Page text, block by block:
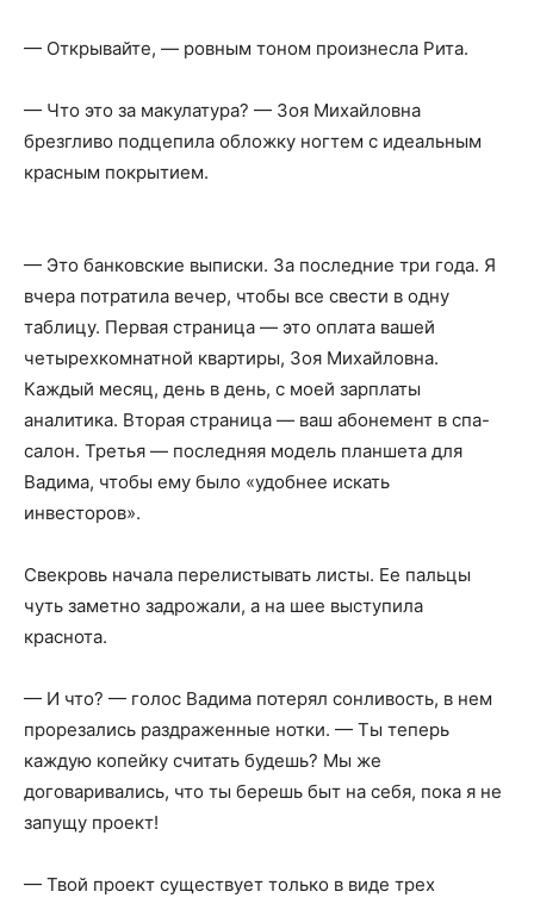
— Открывайте, — ровным тоном произнесла Рита.
— Что это за макулатура? — Зоя Михайловна
брезгливо подцепила обложку ногтем с идеальным
красным покрытием.
— Это банковские выписки. За последние три года. Я
вчера потратила вечер, чтобы все свести в одну
таблицу. Первая страница — это оплата вашей
четырехкомнатной квартиры, Зоя Михайловна.
Каждый месяц, день в день, с моей зарплаты
аналитика. Вторая страница — ваш абонемент в спа-
салон. Третья — последняя модель планшета для
Вадима, чтобы ему было «удобнее искать
инвесторов».
Свекровь начала перелистывать листы. Ее пальцы
чуть заметно задрожали, а на шее выступила
краснота.
— И что? — голос Вадима потерял сонливость, в нем
прорезались раздраженные нотки. — Ты теперь
каждую копейку считать будешь? Мы же
договаривались, что ты берешь быт на себя, пока я не
запущу проект!
— Твой проект существует только в виде трех